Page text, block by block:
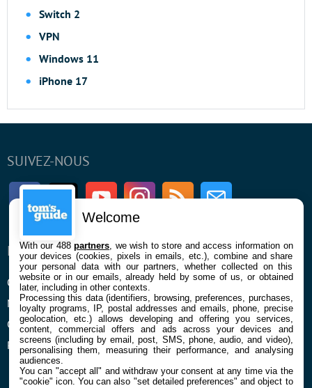
Switch 2
VPN
Windows 11
iPhone 17
SUIVEZ-NOUS
FacebookTwitter Youtube InstagramRSS Newsletter
ENTREPRISE
Qui sommes nous
Mentions légales et CGU
Confidentialité et Cookies
Préférences cookies
À PROPOS
La rédaction
Contact
Welcome
With our 488partners , we wish to store and access information on
your devices (cookies, pixels in emails, etc.), combine and share
your personal data with our partners, whether collected on this
website or in our emails, already held by some of us, or obtained
later, including in other contexts.
Processing this data (identifiers, browsing, preferences, purchases,
loyalty programs, IP, postal addresses and emails, phone, precise
geolocation, etc.) allows developing and offering you services,
content, commercial offers and ads across your devices and
screens (including by email, post, SMS, phone, audio, and video),
personalising them, measuring their performance, and analysing
audiences.
You can "accept all" and withdraw your consent at any time via the
"cookie" icon. You can also "set detailed preferences" and object to